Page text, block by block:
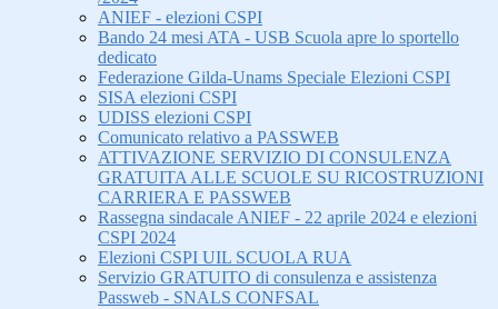
ANIEF - elezioni CSPI
Bando 24 mesi ATA - USB Scuola apre lo sportello
dedicato
Federazione Gilda-Unams Speciale Elezioni CSPI
SISA elezioni CSPI
UDISS elezioni CSPI
Comunicato relativo a PASSWEB
ATTIVAZIONE SERVIZIO DI CONSULENZA
GRATUITA ALLE SCUOLE SU RICOSTRUZIONI
CARRIERA E PASSWEB
Rassegna sindacale ANIEF - 22 aprile 2024 e elezioni
CSPI 2024
Elezioni CSPI UIL SCUOLA RUA
Servizio GRATUITO di consulenza e assistenza
Passweb - SNALS CONFSAL